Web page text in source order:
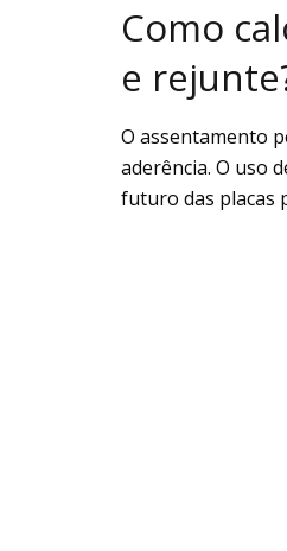
Como
e
O assentamento
aderência. O uso
futuro das placas